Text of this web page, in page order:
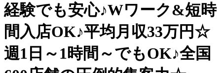
経験でも安心♪Wワーク&短時
間入店OK♪平均月収33万円☆
週1日～1時間～でもOK♪全国